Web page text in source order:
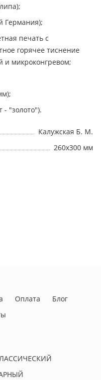
Германия);
печать с
горячее тиснение
и микроконгревом;
- "золото").
Калужская Б. М.
260х300 мм
Оплата
Блог